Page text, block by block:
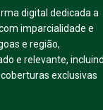
digital dedicada a
imparcialidade e
e região,
e relevante,
exclusivas